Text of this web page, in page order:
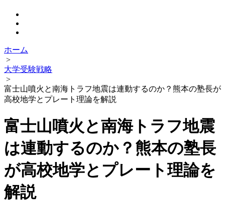
ホーム
>
大学受験戦略
>
富士山噴火と南海トラフ地震は連動するのか？熊本の塾長が
高校地学とプレート理論を解説
富士山噴火と南海トラフ地震
は連動するのか？熊本の塾長
が高校地学とプレート理論を
解説